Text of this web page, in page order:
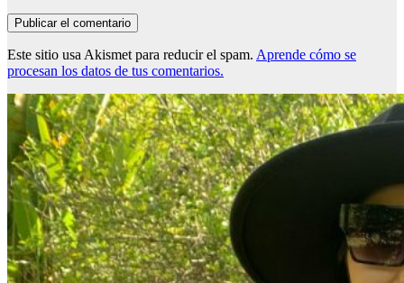
Este sitio usa Akismet para reducir el spam. Aprende cómo se
procesan los datos de tus comentarios.